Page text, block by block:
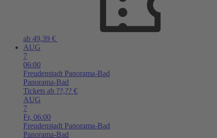
ab 49,39 €
AUG
7
06:00
Freudenstadt Panorama-Bad
Panorama-Bad
Tickets ab ??,?? €
AUG
7
Fr, 06:00
Freudenstadt Panorama-Bad
Panorama-Bad